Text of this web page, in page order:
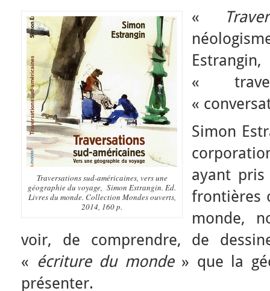
Traversations sud-américaines, vers une
géographie du voyage, Simon Estrangin. Ed.
Livres du monde. Collection Mondes ouverts,
2014, 160 p.
«
«
«
Simon
ayant pris
frontières
monde,
voir, de comprendre, de
« écriture du monde» que la
présenter.